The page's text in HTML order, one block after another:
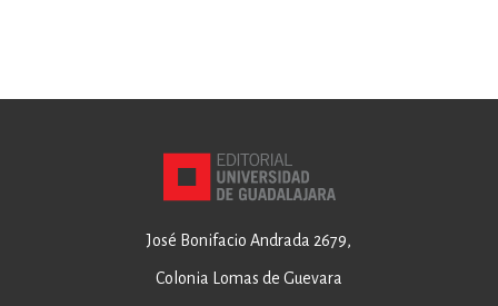
José Bonifacio Andrada 2679,
Colonia Lomas de Guevara